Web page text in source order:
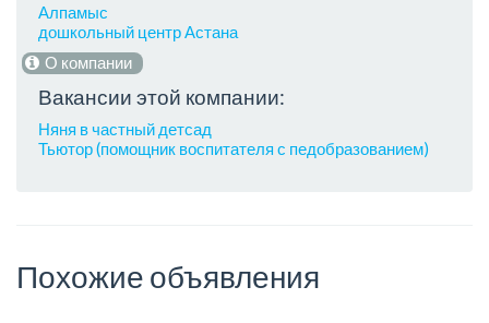
Алпамыс
дошкольный центр Астана
О компании
Вакансии этой компании:
Няня в частный детсад
Тьютор (помощник воспитателя с педобразованием)
Похожие объявления